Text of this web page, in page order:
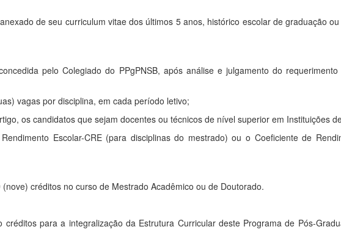
de seu curriculum vitae dos últimos 5 anos, histórico escolar de graduação
pelo Colegiado do PPgPNSB, após análise e julgamento do
vagas por disciplina, em cada período letivo;
os candidatos que sejam docentes ou técnicos de nível superior em Instituições
Escolar-CRE (para disciplinas do mestrado) ou o Coeficiente de
créditos no curso de Mestrado Acadêmico ou de Doutorado.
para a integralização da Estrutura Curricular deste Programa de Pós-